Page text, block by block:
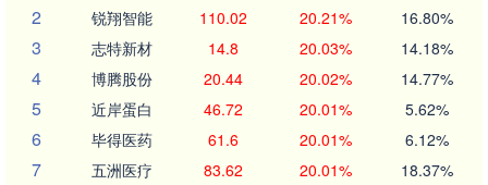
2 锐翔智能 110.02 20.21% 16.80%
3 志特新材 14.8 20.03% 14.18%
4 博腾股份 20.44 20.02% 14.77%
5 近岸蛋白 46.72 20.01% 5.62%
6 毕得医药 61.6 20.01% 6.12%
7 五洲医疗 83.62 20.01% 18.37%